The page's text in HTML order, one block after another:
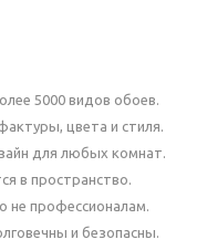
5000 видов обоев.
цвета и стиля.
для любых комнат.
в пространство.
не профессионалам.
и безопасны.